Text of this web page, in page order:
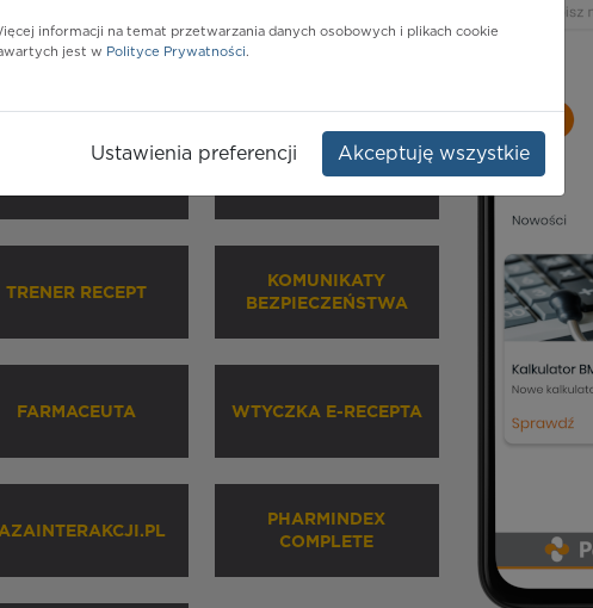
ochrony zdrowia
INHALATORY
TRENER RECEPT
KOMUNIKATY
BEZPIECZEŃSTWA
FARMACEUTA WTYCZKA E-RECEPTA
PHARMINDEX
COMPLETE
informacji na temat przetwarzania danych osobowych i plikach cookie
jest w Polityce Prywatności.
Ustawienia preferencji Akceptuję wszystkie